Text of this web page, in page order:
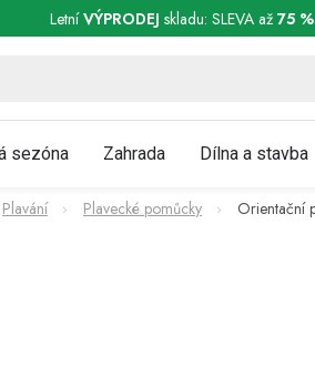
a reklamace Podmínky ochrany osobních
LetníVÝPRODEJ skladu: SLEVA až 75 %
sezóna Zahrada Dílna a stavba
Plavání Plavecké pomůcky Orientační